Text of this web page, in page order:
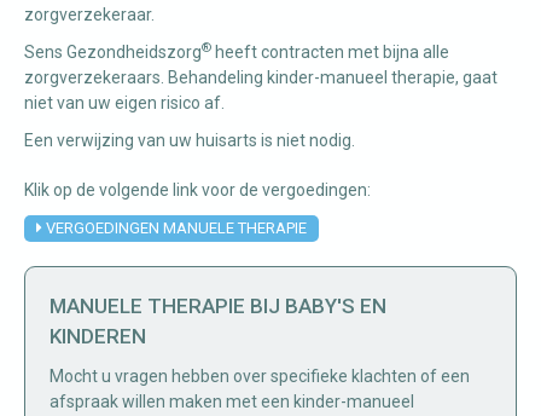
zorgverzekeraar.
Sens Gezondheidszorg® heeft contracten met bijna alle
zorgverzekeraars. Behandeling kinder-manueel therapie, gaat
niet van uw eigen risico af.
Een verwijzing van uw huisarts is niet nodig.
Klik op de volgende link voor de vergoedingen:
VERGOEDINGEN MANUELE THERAPIE
MANUELE THERAPIE BIJ BABY'S EN
KINDEREN
Mocht u vragen hebben over specifieke klachten of een
afspraak willen maken met een kinder-manueel